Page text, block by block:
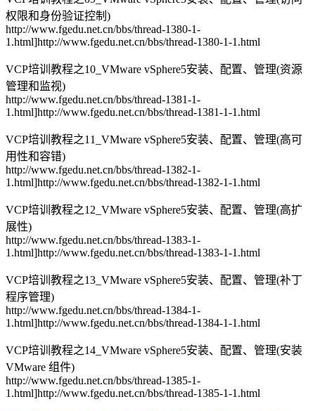
权限和身份验证控制)
http://www.fgedu.net.cn/bbs/thread-1380-1-
1.html]http://www.fgedu.net.cn/bbs/thread-1380-1-1.html
VCP培训教程之10_VMware vSphere5安装、配置、管理(资源
管理和监视)
http://www.fgedu.net.cn/bbs/thread-1381-1-
1.html]http://www.fgedu.net.cn/bbs/thread-1381-1-1.html
VCP培训教程之11_VMware vSphere5安装、配置、管理(高可
用性和容错)
http://www.fgedu.net.cn/bbs/thread-1382-1-
1.html]http://www.fgedu.net.cn/bbs/thread-1382-1-1.html
VCP培训教程之12_VMware vSphere5安装、配置、管理(高扩
展性)
http://www.fgedu.net.cn/bbs/thread-1383-1-
1.html]http://www.fgedu.net.cn/bbs/thread-1383-1-1.html
VCP培训教程之13_VMware vSphere5安装、配置、管理(补丁
程序管理)
http://www.fgedu.net.cn/bbs/thread-1384-1-
1.html]http://www.fgedu.net.cn/bbs/thread-1384-1-1.html
VCP培训教程之14_VMware vSphere5安装、配置、管理(安装
VMware 组件)
http://www.fgedu.net.cn/bbs/thread-1385-1-
1.html]http://www.fgedu.net.cn/bbs/thread-1385-1-1.html